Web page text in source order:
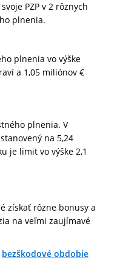
PZP v 2 rôznych
plnenia.
plnenia vo výške
a 1,05 miliónov €
plnenia. V
na 5,24
je limit vo výške 2,1
získať rôzne bonusy a
na veľmi zaujímavé
bezškodové obdobie